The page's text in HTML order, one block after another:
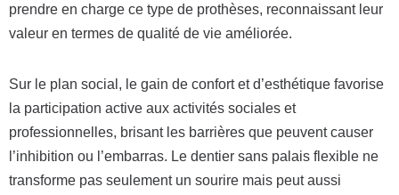
prendre en charge ce type de prothèses, reconnaissant leur
valeur en termes de qualité de vie améliorée.
Sur le plan social, le gain de confort et d’esthétique favorise
la participation active aux activités sociales et
professionnelles, brisant les barrières que peuvent causer
l’inhibition ou l’embarras. Le dentier sans palais flexible ne
transforme pas seulement un sourire mais peut aussi